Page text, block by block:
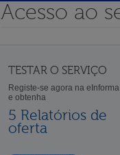
Acesso ao
TESTAR O SERVIÇO
Registe-se agora na eInforma
e obtenha
5 Relatórios de
oferta